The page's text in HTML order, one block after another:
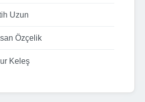
Uzun
Özçelik
Keleş